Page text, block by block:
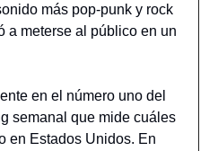
más pop-punk y rock
a meterse al público en un
en el número uno del
semanal que mide cuáles
en Estados Unidos. En